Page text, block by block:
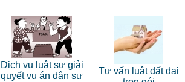
Dịch vụ luật sư giải
quyết vụ án dân sự
Tư vấn luật đất đai